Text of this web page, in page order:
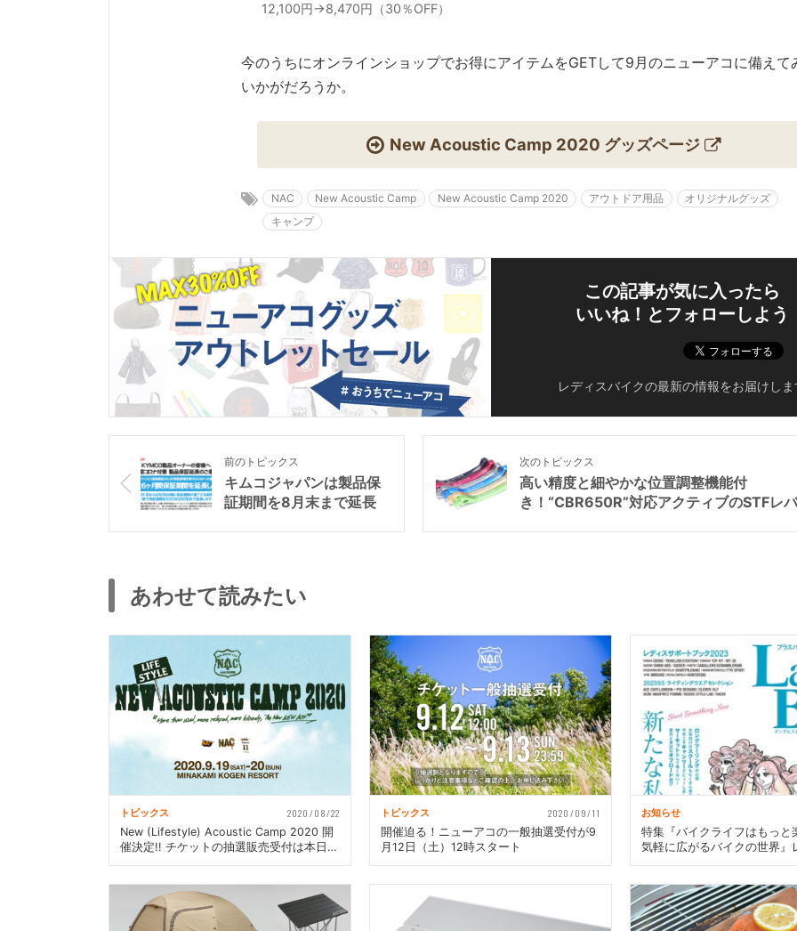
12,100円→8,470円（30％OFF）
今のうちにオンラインショップでお得にアイテムをGETして9月のニューアコに備えて
いかがだろうか。
New Acoustic Camp 2020 グッズページ
NAC New Acoustic Camp New Acoustic Camp 2020 アウトドア用品
オリジナルグッズ
キャンプ
この記事が気に入ったら
いいね！とフォローしよう
レディスバイクの最新の情報をお届けしま
前のトピックス
キムコジャパンは製品保
証期間を8月末まで延長
次のトピックス
高い精度と細やかな位置調整機能付
き！“CBR650R”対応アクティブのSTFレ
あわせて読みたい
トピックス 2020/08/22
New (Lifestyle) Acoustic Camp 2020 開
催決定!! チケットの抽選販売受付は本日ス
トピックス 2020/09/11
開催迫る！ニューアコの一般抽選受付が9
月12日（土）12時スタート
お知らせ
特集『バイクライフはもっと
気軽に広がるバイクの世界』